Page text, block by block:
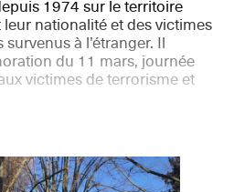
1974 sur le territoire
nationalité et des victimes
à l’étranger. Il
du 11 mars, journée
victimes de terrorisme et